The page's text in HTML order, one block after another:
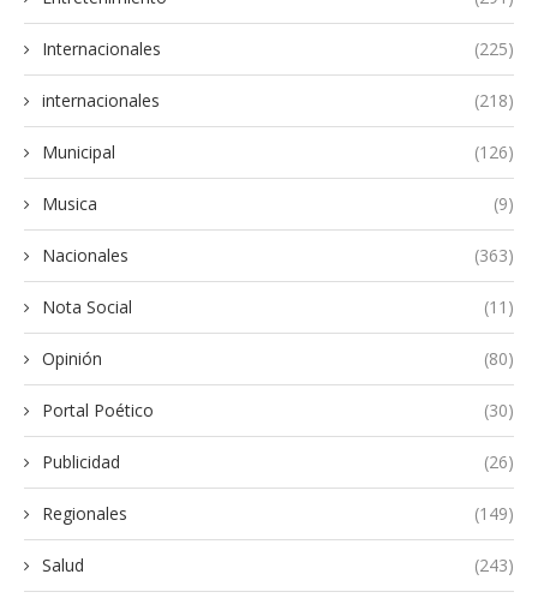
Internacionales (225)
internacionales (218)
Municipal (126)
Musica (9)
Nacionales (363)
Nota Social (11)
Opinión (80)
Portal Poético (30)
Publicidad (26)
Regionales (149)
Salud (243)